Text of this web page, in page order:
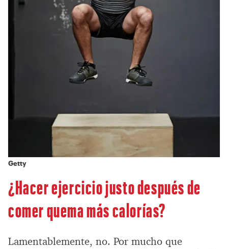
Getty
¿Hacer ejercicio justo después de
comer quema más calorías?
Lamentablemente, no. Por mucho que